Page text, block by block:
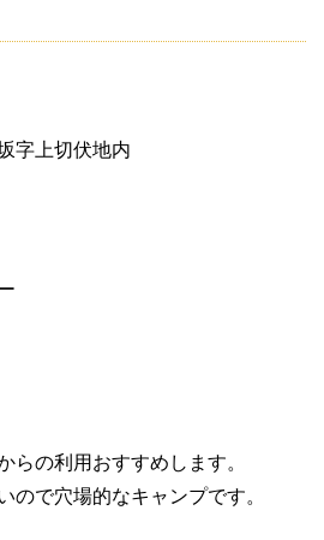
字上切伏地内
らの利用おすすめします。
ので穴場的なキャンプです。